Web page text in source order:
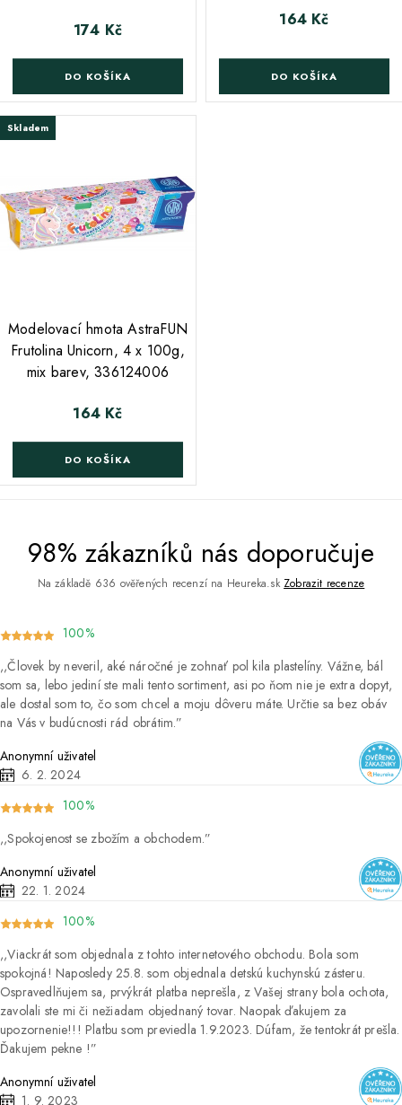
Cena
174 Kč
DO KOŠÍKA
Cena
164 Kč
DO KOŠÍKA
Skladem
Modelovací hmota AstraFUN
Frutolina Unicorn, 4 x 100g,
mix barev, 336124006
Cena
164 Kč
DO KOŠÍKA
98% zákazníků nás doporučuje
Na základě 636 ověřených recenzí na Heureka.sk Zobrazit recenze
100%
Človek by neveril, aké náročné je zohnať pol kila plastelíny. Vážne, bál
som sa, lebo jediní ste mali tento sortiment, asi po ňom nie je extra dopyt,
ale dostal som to, čo som chcel a moju dôveru máte. Určtie sa bez obáv
na Vás v budúcnosti rád obrátim.
Anonymní uživatel
6. 2. 2024
100%
Spokojenost se zbožím a obchodem.
Anonymní uživatel
22. 1. 2024
100%
Viackrát som objednala z tohto internetového obchodu. Bola som
spokojná! Naposledy 25.8. som objednala detskú kuchynskú zásteru.
Ospravedlňujem sa, prvýkrát platba neprešla, z Vašej strany bola ochota,
zavolali ste mi či nežiadam objednaný tovar. Naopak ďakujem za
upozornenie!!! Platbu som previedla 1.9.2023. Dúfam, že tentokrát prešla.
Ďakujem pekne !
Anonymní uživatel
1. 9. 2023